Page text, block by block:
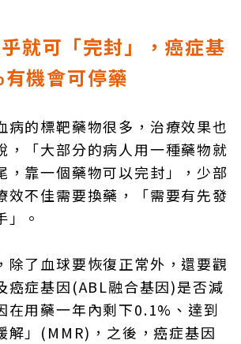
就可「完封」，癌症基
機會可停藥
病的標靶藥物很多，治療效果也
，「大部分的病人用一種藥物就
，靠一個藥物可以完封」，少部
效不佳需要換藥，「需要有先發
」。
除了血球要恢復正常外，還要觀
癌症基因(ABL融合基因)是否減
在用藥一年內剩下0.1%、達到
解」(MMR)，之後，癌症基因